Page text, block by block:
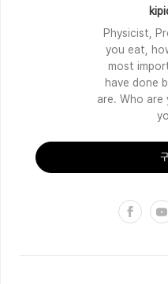
Physicist,
you eat,
most
have done
are. Who are